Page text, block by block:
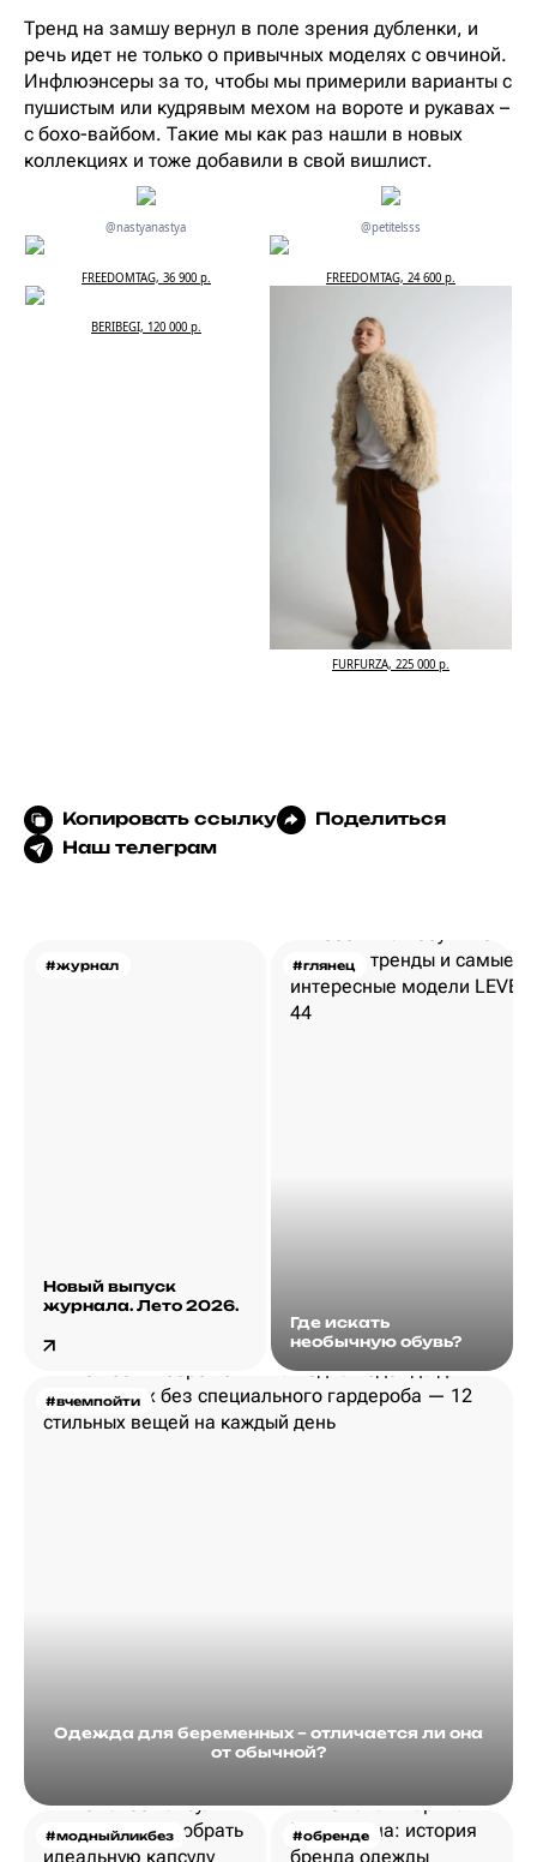
Тренд на замшу вернул в поле зрения дубленки, и
речь идет не только о привычных моделях с овчиной.
Инфлюэнсеры за то, чтобы мы примерили варианты с
пушистым или кудрявым мехом на вороте и рукавах –
с бохо-вайбом. Такие мы как раз нашли в новых
коллекциях и тоже добавили в свой вишлист.
@nastyanastya @petitelsss
FREEDOMTAG, 36 900 р. FREEDOMTAG, 24 600 р.
BERIBEGI, 120 000 р.
FURFURZA, 225 000 р.
Копировать ссылку
Поделиться
Наш телеграм
#журнал
Новый выпуск
журнала. Лето 2026.
#глянец
Где искать
необычную обувь?
#вчемпойти
Одежда для беременных – отличается ли она
от обычной?
#модныйликбез #обренде